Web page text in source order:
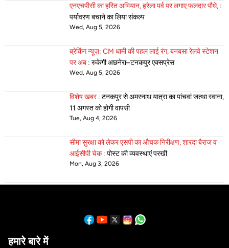
एनएचपीसी का हरित अभियान, हरेला पर्व पर लगाए फलदार पौधे, :
पर्यावरण बचाने का लिया संकल्प
Wed, Aug 5, 2026
ब्रेकिंग न्यूज़: CM धामी की पहल लाई रंग, बनबसा रेलवे स्टेशन
पर अब : रुकेगी अछनेरा–टनकपुर एक्सप्रेस
Wed, Aug 5, 2026
विशेष खबर : टनकपुर से अमरनाथ यात्रा का पांचवां जत्था रवाना,
11 अगस्त को होगी वापसी
Tue, Aug 4, 2026
सीमा सुरक्षा को लेकर एसपी का औचक निरीक्षण, शारदा बैराज व
आईसीपी चेक : पोस्ट की व्यवस्थाएं परखी
Mon, Aug 3, 2026
हमारे बारे में